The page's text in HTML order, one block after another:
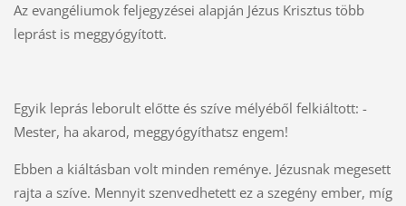
Az evangéliumok feljegyzései alapján Jézus Krisztus több
leprást is meggyógyított.
Egyik leprás leborult előtte és szíve mélyéből felkiáltott: -
Mester, ha akarod, meggyógyíthatsz engem!
Ebben a kiáltásban volt minden reménye. Jézusnak megesett
rajta a szíve. Mennyit szenvedhetett ez a szegény ember, míg